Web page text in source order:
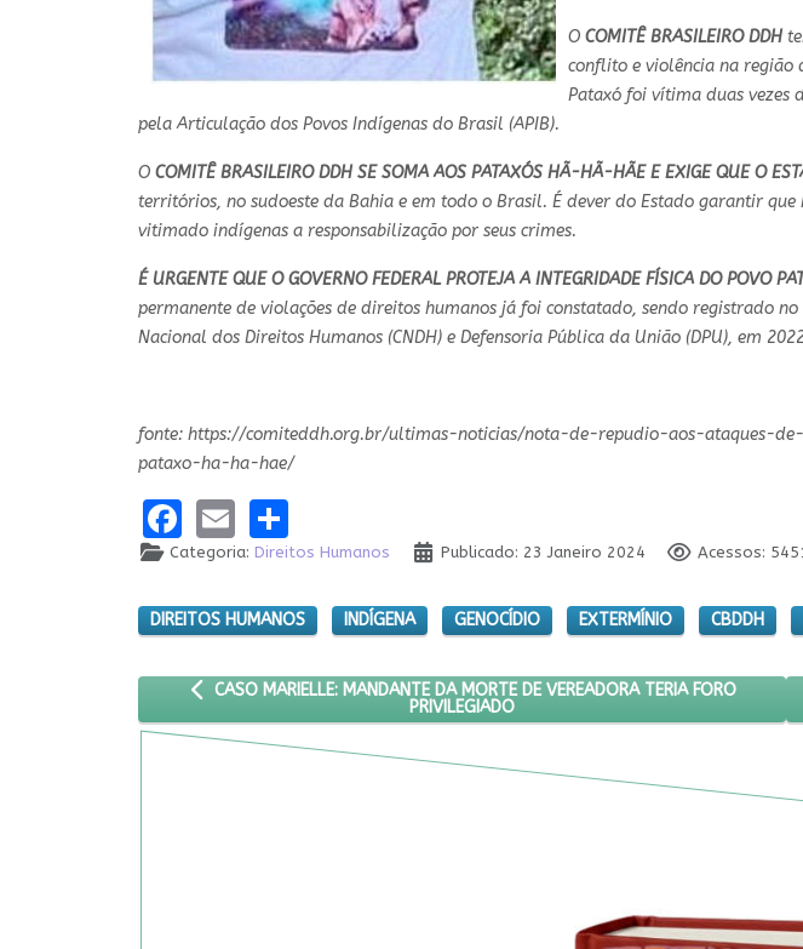
O COMITÊ BRASILEIRO DDH
conflito e violência na região
Pataxó foi vítima duas vezes
pela Articulação dos Povos Indígenas do Brasil (APIB).
O COMITÊ BRASILEIRO DDH SE SOMA AOS PATAXÓS HÃ-HÃ-HÃE E EXIGE QUE O
territórios, no sudoeste da Bahia e em todo o Brasil. É dever do Estado garantir
vitimado indígenas a responsabilização por seus crimes.
É URGENTE QUE O GOVERNO FEDERAL PROTEJA A INTEGRIDADE FÍSICA DO POVO
permanente de violações de direitos humanos já foi constatado, sendo registrado
Nacional dos Direitos Humanos (CNDH) e Defensoria Pública da União (DPU), em
fonte: https://comiteddh.org.br/ultimas-noticias/nota-de-repudio-aos-ataques-
pataxo-ha-ha-hae/
Facebook
Email
Categoria: Direitos Humanos Publicado: 23 Janeiro 2024 Acessos:
DIREITOS HUMANOS INDÍGENA GENOCÍDIO EXTERMÍNIO CBDDH
ARTIGO ANTERIOR: CASO MARIELLE: MANDANTE DA MORTE DE VEREADORA
CASO MARIELLE: MANDANTE DA MORTE DE VEREADORA TERIA FORO
PRIVILEGIADO